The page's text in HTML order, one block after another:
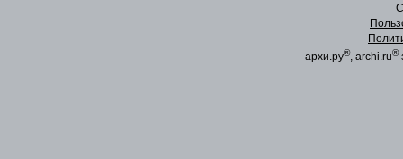
архи.ру®, archi.ru®